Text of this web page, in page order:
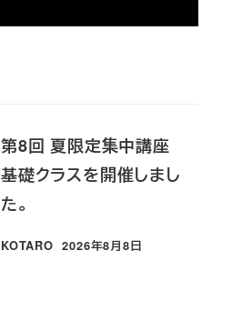
第8回 夏限定集中講座
基礎クラスを開催しまし
た。
KOTARO
投稿日
2026年8月8日